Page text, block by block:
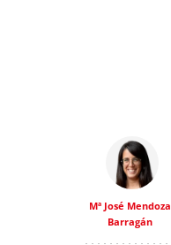
Mª José Mendoza
Barragán